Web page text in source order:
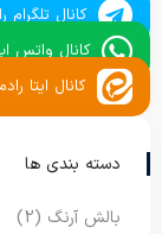
کانال تلگرام
کانال واتس
کانال ایتا
دسته بندی ها
بالش آرنگ (2)